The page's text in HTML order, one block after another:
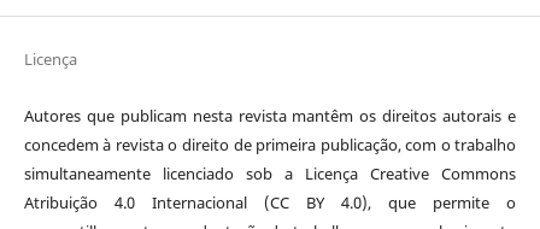
Licença
Autores que publicam nesta revista mantêm os direitos autorais e
concedem à revista o direito de primeira publicação, com o trabalho
simultaneamente licenciado sob a Licença Creative Commons
Atribuição 4.0 Internacional (CC BY 4.0), que permite o